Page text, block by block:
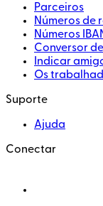
Parceiros
Números de
Números
Conversor
Indicar
Os
Suporte
Ajuda
Conectar